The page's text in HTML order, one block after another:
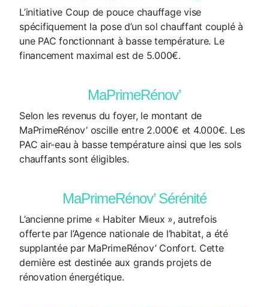
L’initiative Coup de pouce chauffage vise
spécifiquement la pose d’un sol chauffant couplé à
une PAC fonctionnant à basse température. Le
financement maximal est de 5.000€.
MaPrimeRénov’
Selon les revenus du foyer, le montant de
MaPrimeRénov’ oscille entre 2.000€ et 4.000€. Les
PAC air-eau à basse température ainsi que les sols
chauffants sont éligibles.
MaPrimeRénov’ Sérénité
L’ancienne prime « Habiter Mieux », autrefois
offerte par l’Agence nationale de l’habitat, a été
supplantée par MaPrimeRénov’ Confort. Cette
dernière est destinée aux grands projets de
rénovation énergétique.